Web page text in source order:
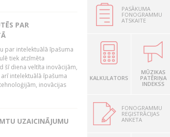
PAR
par intelektuālā īpašuma
tiek atzīmēta
šī diena veltīta inovācijām,
intelektuālā īpašuma
inovācijas
UZAICINĀJUMU
PASĀKUMA
FONOGRAMMU
ATSKAITE
KALKULATORS
MŪZIKAS
PATĒRIŅA
INDEKSS
FONOGRAMMU
REĢISTRĀCIJAS
ANKETA